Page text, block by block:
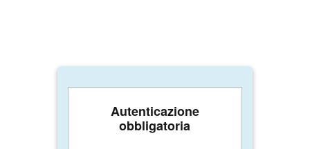
Autenticazione
obbligatoria